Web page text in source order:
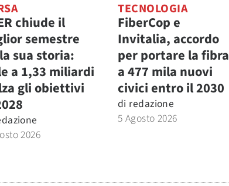
chiude il
semestre
sua storia:
a 1,33 miliardi
gli obiettivi
2026
TECNOLOGIA
FiberCop e
Invitalia, accordo
per portare la fibra
a 477 mila nuovi
civici entro il 2030
di redazione
5 Agosto 2026